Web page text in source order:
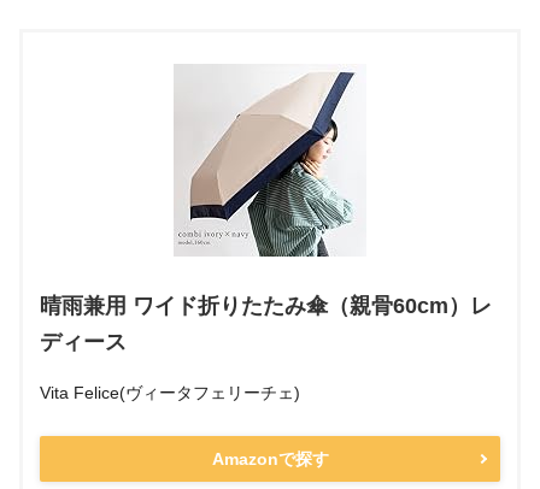
晴雨兼用 ワイド折りたたみ傘（親骨60cm）レ
ディース
Vita Felice(ヴィータフェリーチェ)
Amazonで探す